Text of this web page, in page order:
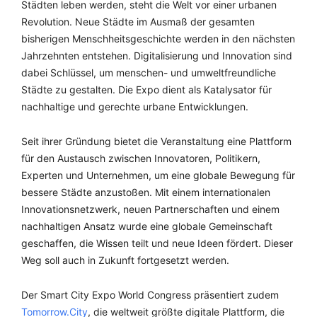
Städten leben werden, steht die Welt vor einer urbanen
Revolution. Neue Städte im Ausmaß der gesamten
bisherigen Menschheitsgeschichte werden in den nächsten
Jahrzehnten entstehen. Digitalisierung und Innovation sind
dabei Schlüssel, um menschen- und umweltfreundliche
Städte zu gestalten. Die Expo dient als Katalysator für
nachhaltige und gerechte urbane Entwicklungen.
Seit ihrer Gründung bietet die Veranstaltung eine Plattform
für den Austausch zwischen Innovatoren, Politikern,
Experten und Unternehmen, um eine globale Bewegung für
bessere Städte anzustoßen. Mit einem internationalen
Innovationsnetzwerk, neuen Partnerschaften und einem
nachhaltigen Ansatz wurde eine globale Gemeinschaft
geschaffen, die Wissen teilt und neue Ideen fördert. Dieser
Weg soll auch in Zukunft fortgesetzt werden.
Der Smart City Expo World Congress präsentiert zudem
Tomorrow.City, die weltweit größte digitale Plattform, die